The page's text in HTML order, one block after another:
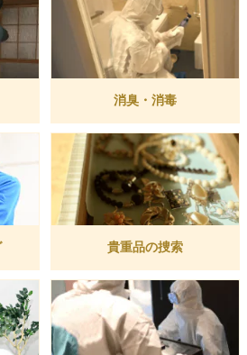
消臭・消毒
貴重品の捜索